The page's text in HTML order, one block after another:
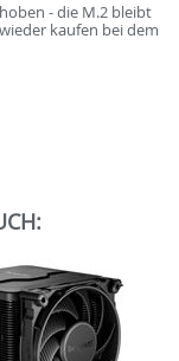
- die M.2 bleibt
kaufen bei dem